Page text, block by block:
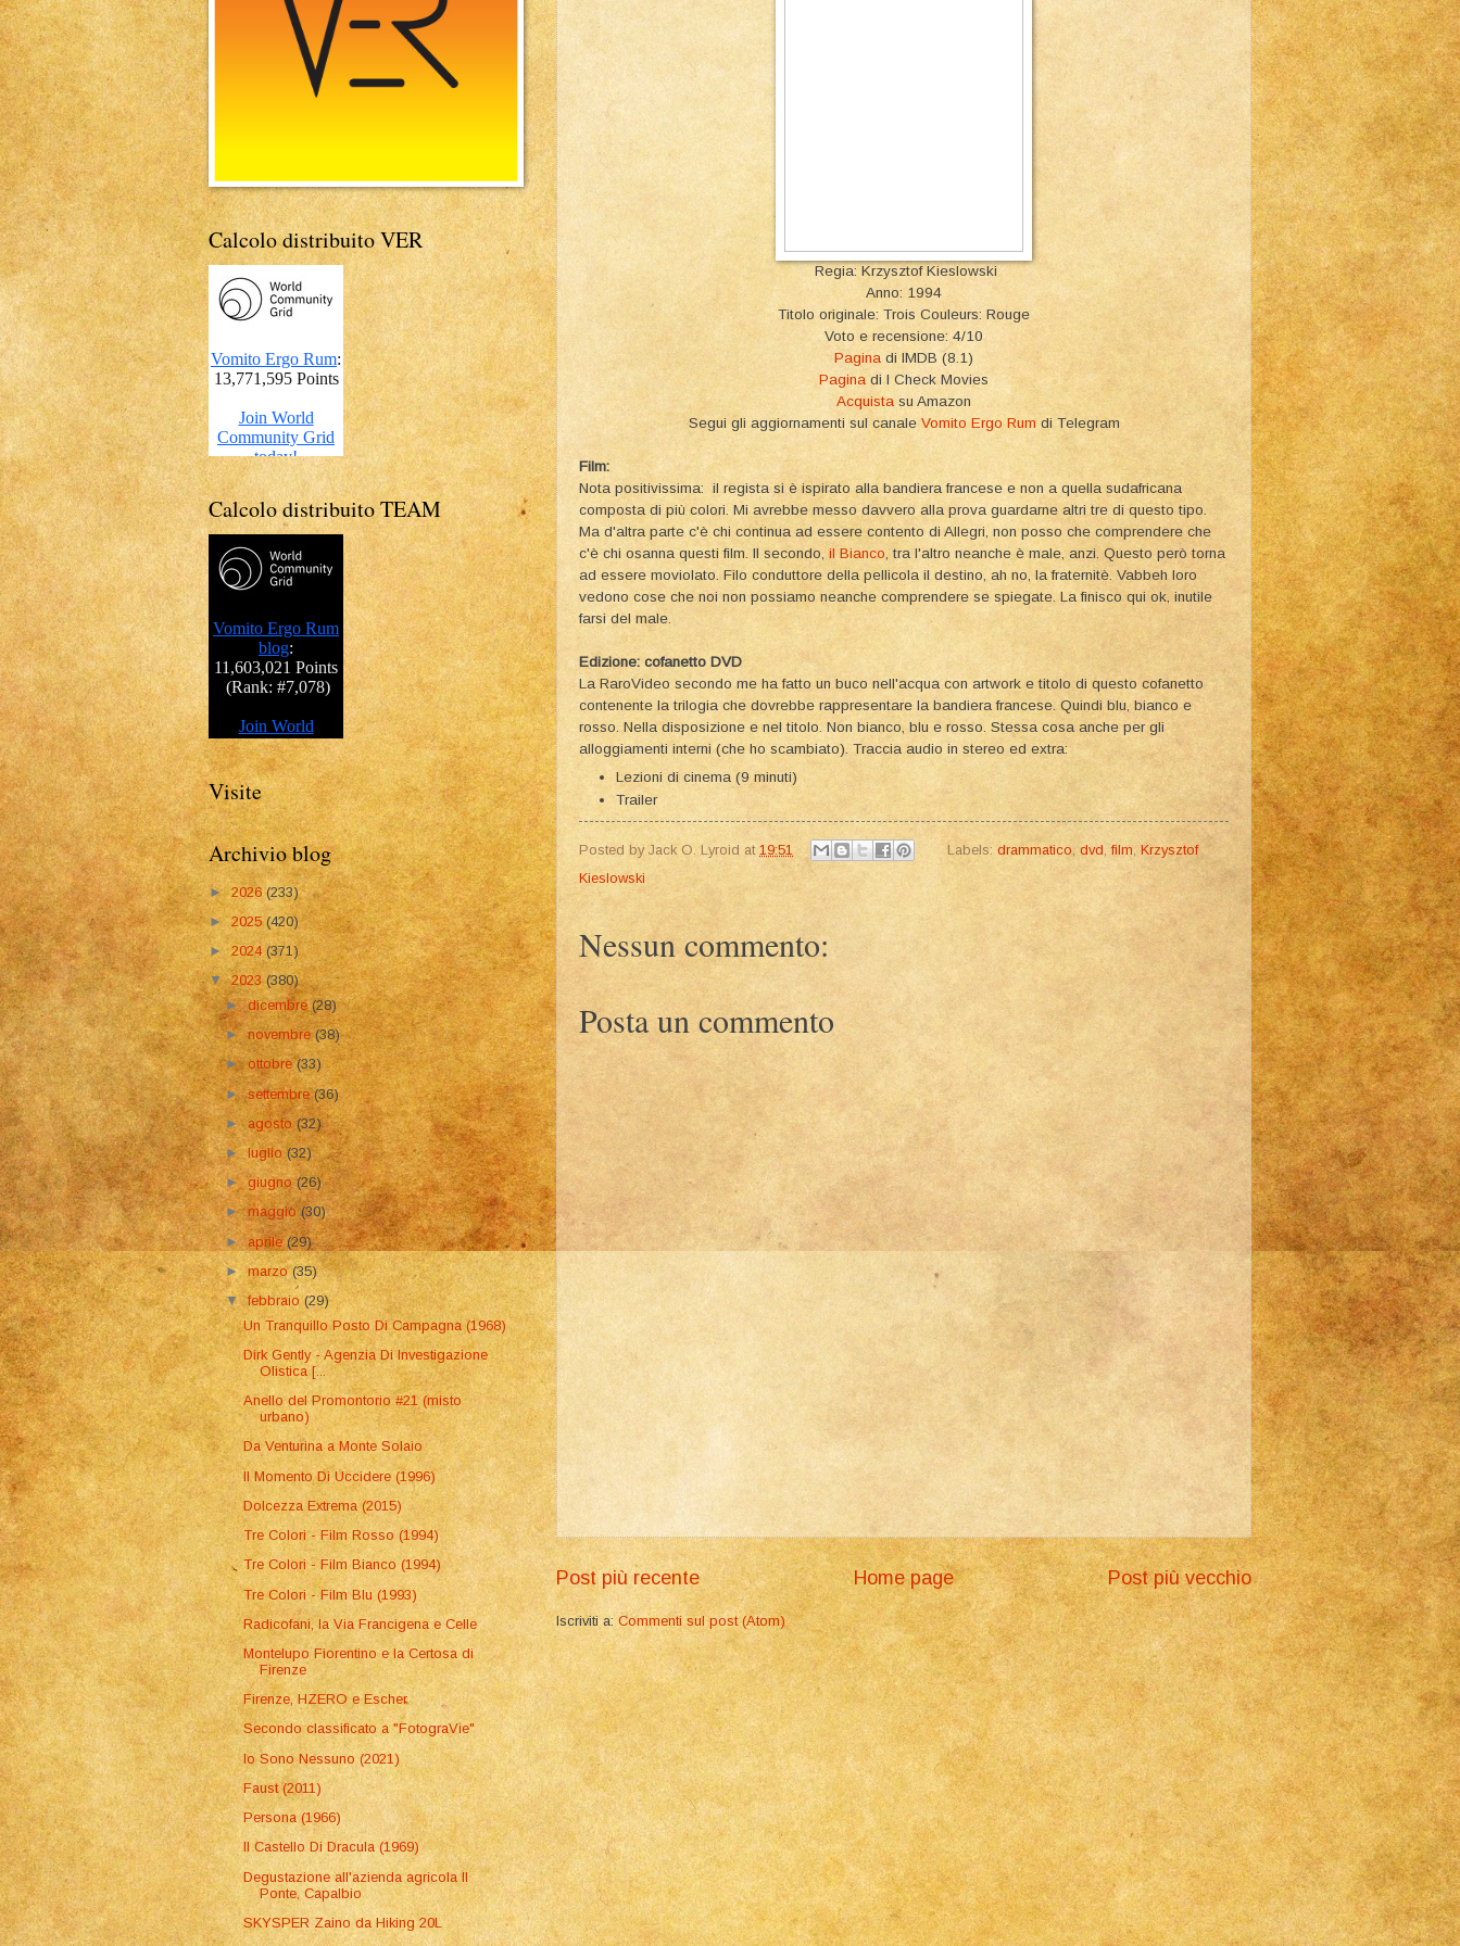
Regia: Krzysztof Kieslowski
Anno: 1994
Titolo originale: Trois Couleurs: Rouge
Voto e recensione: 4/10
Pagina di IMDB (8.1)
Pagina di I Check Movies
Acquista su Amazon
Segui gli aggiornamenti sul canale Vomito Ergo Rum di Telegram
Film:
Nota positivissima: il regista si è ispirato alla bandiera francese e non a quella sudafricana
composta di più colori. Mi avrebbe messo davvero alla prova guardarne altri tre di questo tipo.
Ma d'altra parte c'è chi continua ad essere contento di Allegri, non posso che comprendere che
c'è chi osanna questi film. Il secondo, il Bianco , tra l'altro neanche è male, anzi. Questo però torna
ad essere moviolato. Filo conduttore della pellicola il destino, ah no, la fraternitè. Vabbeh loro
vedono cose che noi non possiamo neanche comprendere se spiegate. La finisco qui ok, inutile
farsi del male.
Edizione: cofanetto DVD
La RaroVideo secondo me ha fatto un buco nell'acqua con artwork e titolo di questo cofanetto
contenente la trilogia che dovrebbe rappresentare la bandiera francese. Quindi blu, bianco e
rosso. Nella disposizione e nel titolo. Non bianco, blu e rosso. Stessa cosa anche per gli
alloggiamenti interni (che ho scambiato). Traccia audio in stereo ed extra:
Lezioni di cinema (9 minuti)
Trailer
Posted byJack O. Lyroid at 19:51 Labels: drammatico, dvd film Krzysztof
Kieslowski
Nessun commento:
Posta un commento
Post più recente Post più vecchio
Home page
Iscriviti a: Commenti sul post (Atom)
Calcolo distribuito VER
Calcolo distribuito TEAM
Visite
Archivio blog
► 2026(233)
►2025(420)
►2024 (371)
▼2023(380)
►dicembre(28)
►novembre(38)
►ottobre(33)
►settembre(36)
►agosto(32)
►luglio(32)
►giugno(26)
►maggio(30)
►aprile(29)
►marzo(35)
▼febbraio(29)
Un Tranquillo Posto Di Campagna (1968)
Dirk Gently - Agenzia Di Investigazione
Olistica [...
Anello del Promontorio #21 (misto
urbano)
Da Venturina a Monte Solaio
Il Momento Di Uccidere (1996)
Dolcezza Extrema (2015)
Tre Colori - Film Rosso (1994)
Tre Colori - Film Bianco (1994)
Tre Colori - Film Blu (1993)
Radicofani, la Via Francigena e Celle
Montelupo Fiorentino e la Certosa di
Firenze
Firenze, HZERO e Escher
Secondo classificato a "FotograVie"
Io Sono Nessuno (2021)
Faust (2011)
Persona (1966)
Il Castello Di Dracula (1969)
Degustazione all'azienda agricola Il
Ponte, Capalbio
SKYSPER Zaino da Hiking 20L